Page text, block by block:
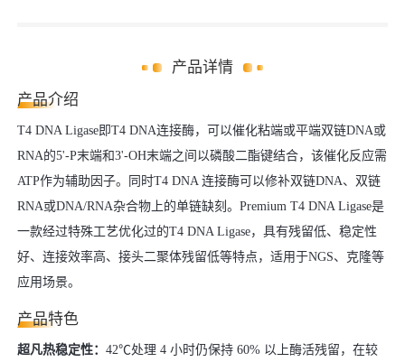
产品详情
产品介绍
T4 DNA Ligase即T4 DNA连接酶，可以催化粘端或平端双链DNA或
RNA的5'-P末端和3'-OH末端之间以磷酸二酯键结合，该催化反应需
ATP作为辅助因子。同时T4 DNA 连接酶可以修补双链DNA、双链
RNA或DNA/RNA杂合物上的单链缺刻。Premium T4 DNA Ligase是
一款经过特殊工艺优化过的T4 DNA Ligase，具有残留低、稳定性
好、连接效率高、接头二聚体残留低等特点，适用于NGS、克隆等
应用场景。
产品特色
超凡热稳定性： 42℃处理 4 小时仍保持 60% 以上酶活残留，在较